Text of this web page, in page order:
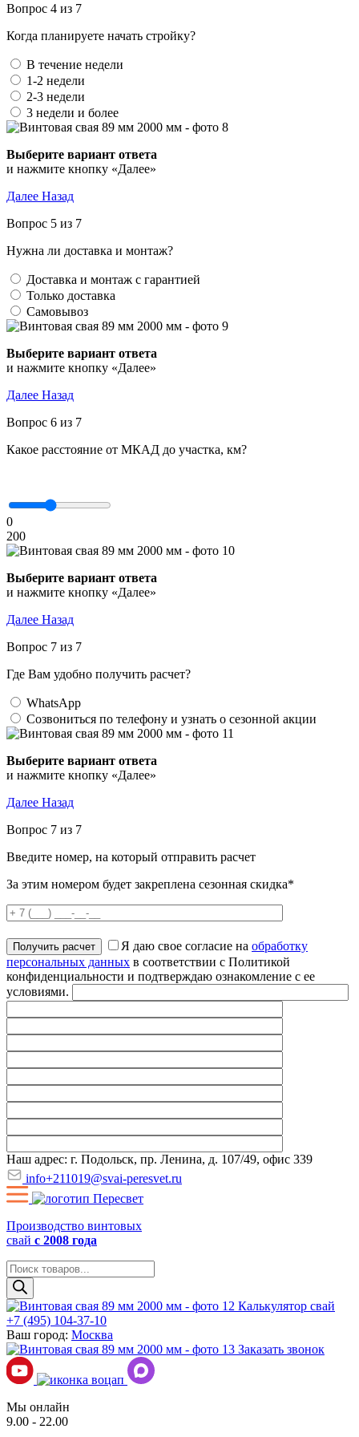
Вопрос 4 из 7
Когда планируете начать стройку?
В течение недели
1-2 недели
2-3 недели
3 недели и более
Выберите вариант ответа
и нажмите кнопку «Далее»
Далее Назад
Вопрос 5 из 7
Нужна ли доставка и монтаж?
Доставка и монтаж с гарантией
Только доставка
Самовывоз
Выберите вариант ответа
и нажмите кнопку «Далее»
Далее Назад
Вопрос 6 из 7
Какое расстояние от МКАД до участка, км?
0
200
Выберите вариант ответа
и нажмите кнопку «Далее»
Далее Назад
Вопрос 7 из 7
Где Вам удобно получить расчет?
WhatsApp
Созвониться по телефону и узнать о сезонной акции
Выберите вариант ответа
и нажмите кнопку «Далее»
Далее Назад
Вопрос 7 из 7
Введите номер, на который отправить расчет
За этим номером будет закреплена сезонная скидка*
Я даю свое согласие на обработку
персональных данных в соответствии с Политикой
конфиденциальности и подтверждаю ознакомление с ее
условиями.
Наш адрес: г. Подольск, пр. Ленина, д. 107/49, офис 339
info+211019@svai-peresvet.ru
Производство винтовых
свай с 2008 года
Поиск
товаров
Калькулятор свай
+7 (495) 104-37-10
Ваш город: Москва
Заказать звонок
Мы онлайн
9.00 - 22.00